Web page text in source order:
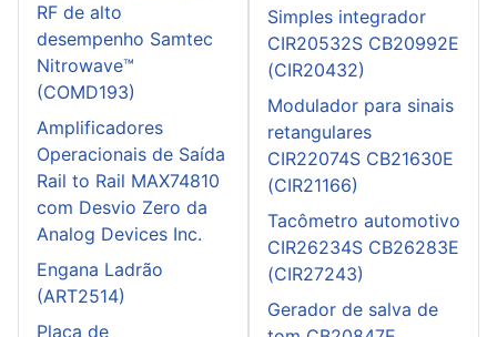
RF de alto
desempenho Samtec
Nitrowave™
(COMD193)
Amplificadores
Operacionais de Saída
Rail to Rail MAX74810
com Desvio Zero da
Analog Devices Inc.
Engana Ladrão
(ART2514)
Placa de
Simples integrador
CIR20532S CB20992E
(CIR20432)
Modulador para sinais
retangulares
CIR22074S CB21630E
(CIR21166)
Tacômetro automotivo
CIR26234S CB26283E
(CIR27243)
Gerador de salva de